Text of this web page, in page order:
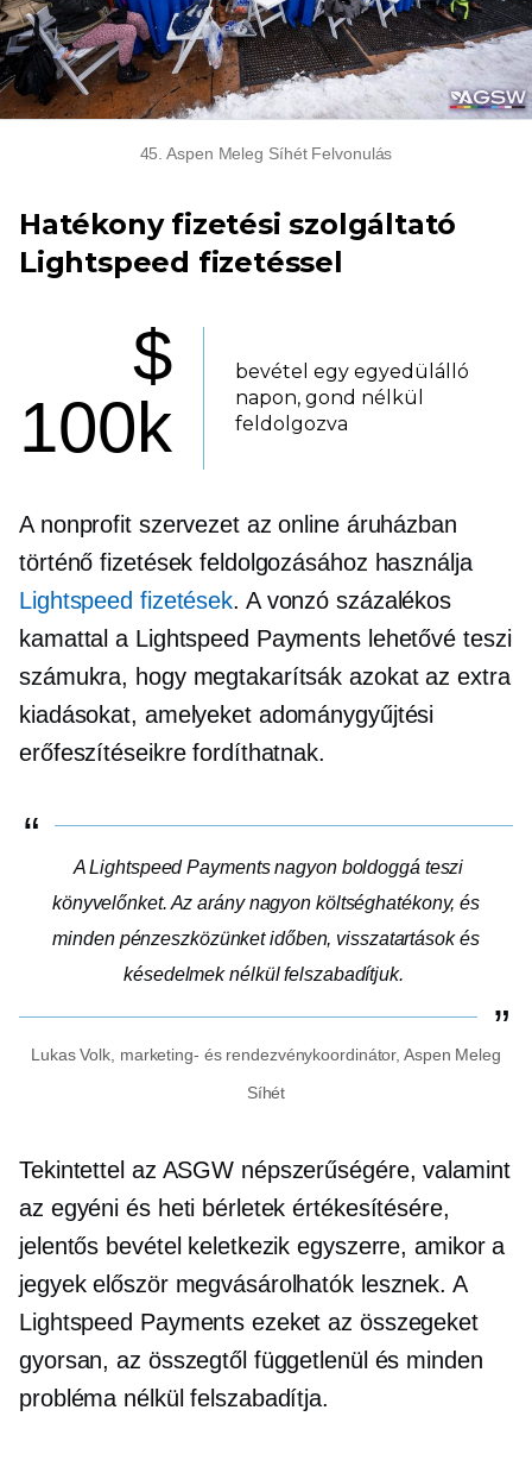
45. Aspen Meleg Síhét Felvonulás
Hatékony fizetési szolgáltató
Lightspeed fizetéssel
$
100k
bevétel egy egyedülálló
napon, gond nélkül
feldolgozva
A nonprofit szervezet az online áruházban
történő fizetések feldolgozásához használja
Lightspeed fizetések. A vonzó százalékos
kamattal a Lightspeed Payments lehetővé teszi
számukra, hogy megtakarítsák azokat az extra
kiadásokat, amelyeket adománygyűjtési
erőfeszítéseikre fordíthatnak.
A Lightspeed Payments nagyon boldoggá teszi
könyvelőnket. Az arány nagyon költséghatékony, és
minden pénzeszközünket időben, visszatartások és
késedelmek nélkül felszabadítjuk.
Lukas Volk, marketing- és rendezvénykoordinátor, Aspen Meleg
Síhét
Tekintettel az ASGW népszerűségére, valamint
az egyéni és heti bérletek értékesítésére,
jelentős bevétel keletkezik egyszerre, amikor a
jegyek először megvásárolhatók lesznek. A
Lightspeed Payments ezeket az összegeket
gyorsan, az összegtől függetlenül és minden
probléma nélkül felszabadítja.